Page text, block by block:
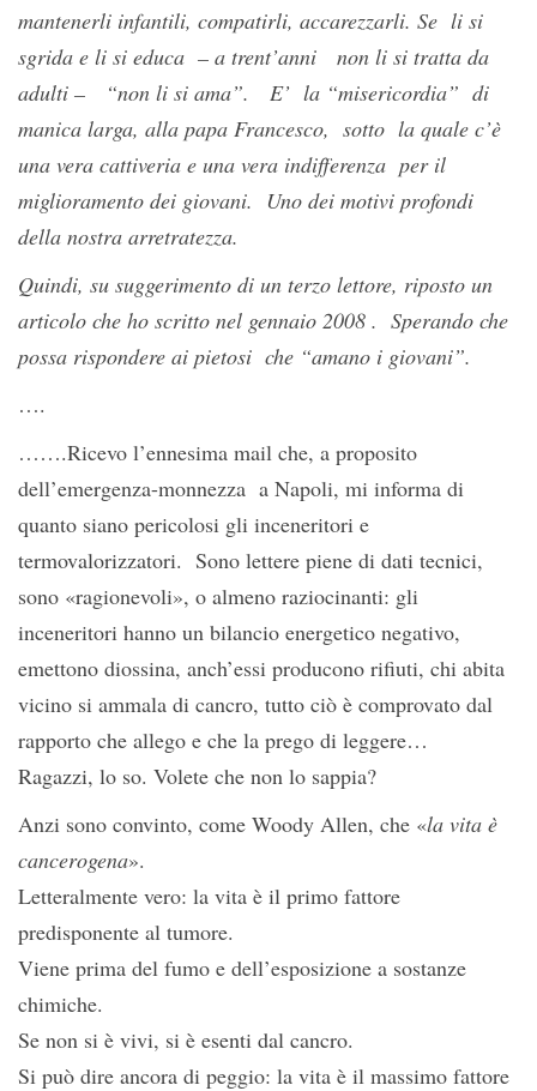
mantenerli infantili, compatirli, accarezzarli. Se li si
sgrida e li si educa – a trent’anni non li si tratta da
adulti – “non li si ama”. E’ la “misericordia” di
manica larga, alla papa Francesco, sotto la quale c’è
una vera cattiveria e una vera indifferenza per il
miglioramento dei giovani. Uno dei motivi profondi
della nostra arretratezza.
Quindi, su suggerimento di un terzo lettore, riposto un
articolo che ho scritto nel gennaio 2008 . Sperando che
possa rispondere ai pietosi che “amano i giovani”.
….
…….Ricevo l’ennesima mail che, a proposito
dell’emergenza-monnezza a Napoli, mi informa di
quanto siano pericolosi gli inceneritori e
termovalorizzatori. Sono lettere piene di dati tecnici,
sono «ragionevoli», o almeno raziocinanti: gli
inceneritori hanno un bilancio energetico negativo,
emettono diossina, anch’essi producono rifiuti, chi abita
vicino si ammala di cancro, tutto ciò è comprovato dal
rapporto che allego e che la prego di leggere…
Ragazzi, lo so. Volete che non lo sappia?
Anzi sono convinto, come Woody Allen, che «la vita è
cancerogena».
Letteralmente vero: la vita è il primo fattore
predisponente al tumore.
Viene prima del fumo e dell’esposizione a sostanze
chimiche.
Se non si è vivi, si è esenti dal cancro.
Si può dire ancora di peggio: la vita è il massimo fattore